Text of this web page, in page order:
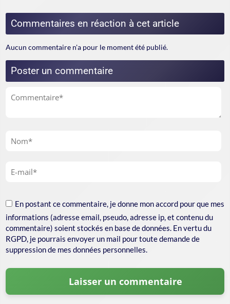
Commentaires en réaction à cet article
Aucun commentaire n'a pour le moment été publié.
Poster un commentaire
En postant ce commentaire, je donne mon accord pour que mes
informations (adresse email, pseudo, adresse ip, et contenu du
commentaire) soient stockés en base de données. En vertu du
RGPD, je pourrais envoyer un mail pour toute demande de
suppression de mes données personnelles.